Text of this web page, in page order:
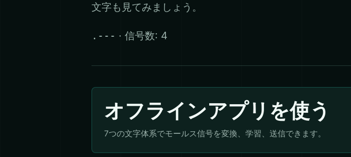
文字も見てみましょう。
.--- · 信号数: 4
オフラインアプリを使う
7つの文字体系でモールス信号を変換、学習、送信できます。